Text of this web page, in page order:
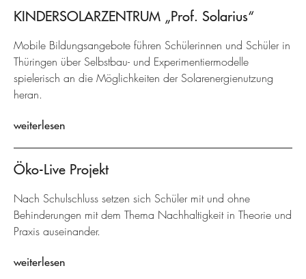
KINDERSOLARZENTRUM „Prof. Solarius“
Mobile Bildungsangebote führen Schülerinnen und Schüler in
Thüringen über Selbstbau- und Experimentiermodelle
spielerisch an die Möglichkeiten der Solarenergienutzung
heran.
weiterlesen
Öko-Live Projekt
Nach Schulschluss setzen sich Schüler mit und ohne
Behinderungen mit dem Thema Nachhaltigkeit in Theorie und
Praxis auseinander.
weiterlesen